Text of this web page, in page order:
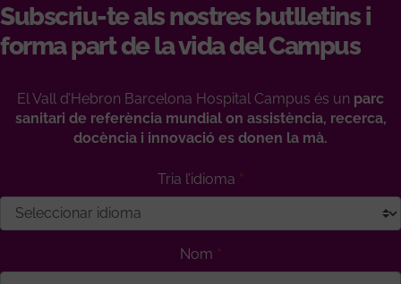
Subscriu-te als nostres butlletins i
forma part de la vida del Campus
El Vall d’Hebron Barcelona Hospital Campus és un parc
sanitari de referència mundial on assistència, recerca,
docència i innovació es donen la mà.
Tria l’idioma
Nom